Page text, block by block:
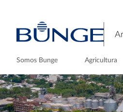
Somos Bunge Agricultura